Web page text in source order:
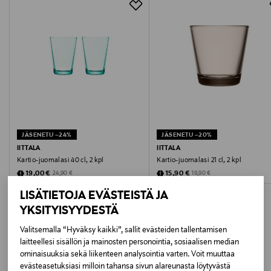
LISÄTIETOJA EVÄSTEISTÄ JA
YKSITYISYYDESTÄ
Valitsemalla “Hyväksy kaikki”, sallit evästeiden tallentamisen
laitteellesi sisällön ja mainosten personointia, sosiaalisen median
ominaisuuksia sekä liikenteen analysointia varten. Voit muuttaa
evästeasetuksiasi milloin tahansa sivun alareunasta löytyvästä
Materiaali
Konepesu
Väri
KIRKAS
Koko
21 cl
Valmistusmaa
JÄSENETU –24%
IITTALA
Kartio-juomalasi 40 cl, 2 kpl
Discounted Price
19,00 € Original Price
24,90 €
JÄSENETU –20%
IITTALA
Kartio-juomalasi 21 cl, 2 kpl
Discounted Price
15,90 € Original Price
19,90 €
LISÄÄ KIINNOSTAVIA